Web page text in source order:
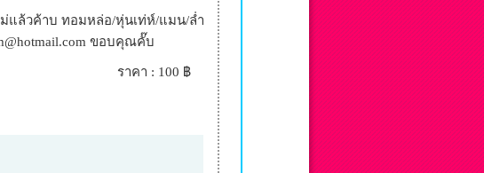
ม่แล้วค้าบ ทอมหล่อ/หุ่นเท่ห์/แมน/ล่ำ
ขอบคุณคั๊บ
ราคา : 100 ฿